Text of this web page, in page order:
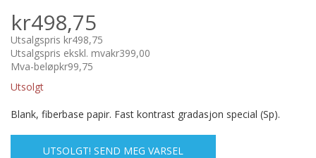
kr498,75
Utsalgspris kr498,75
Utsalgspris ekskl. mvakr399,00
Mva-beløpkr99,75
Utsolgt
Blank, fiberbase papir. Fast kontrast gradasjon special (Sp).
UTSOLGT! SEND MEG VARSEL